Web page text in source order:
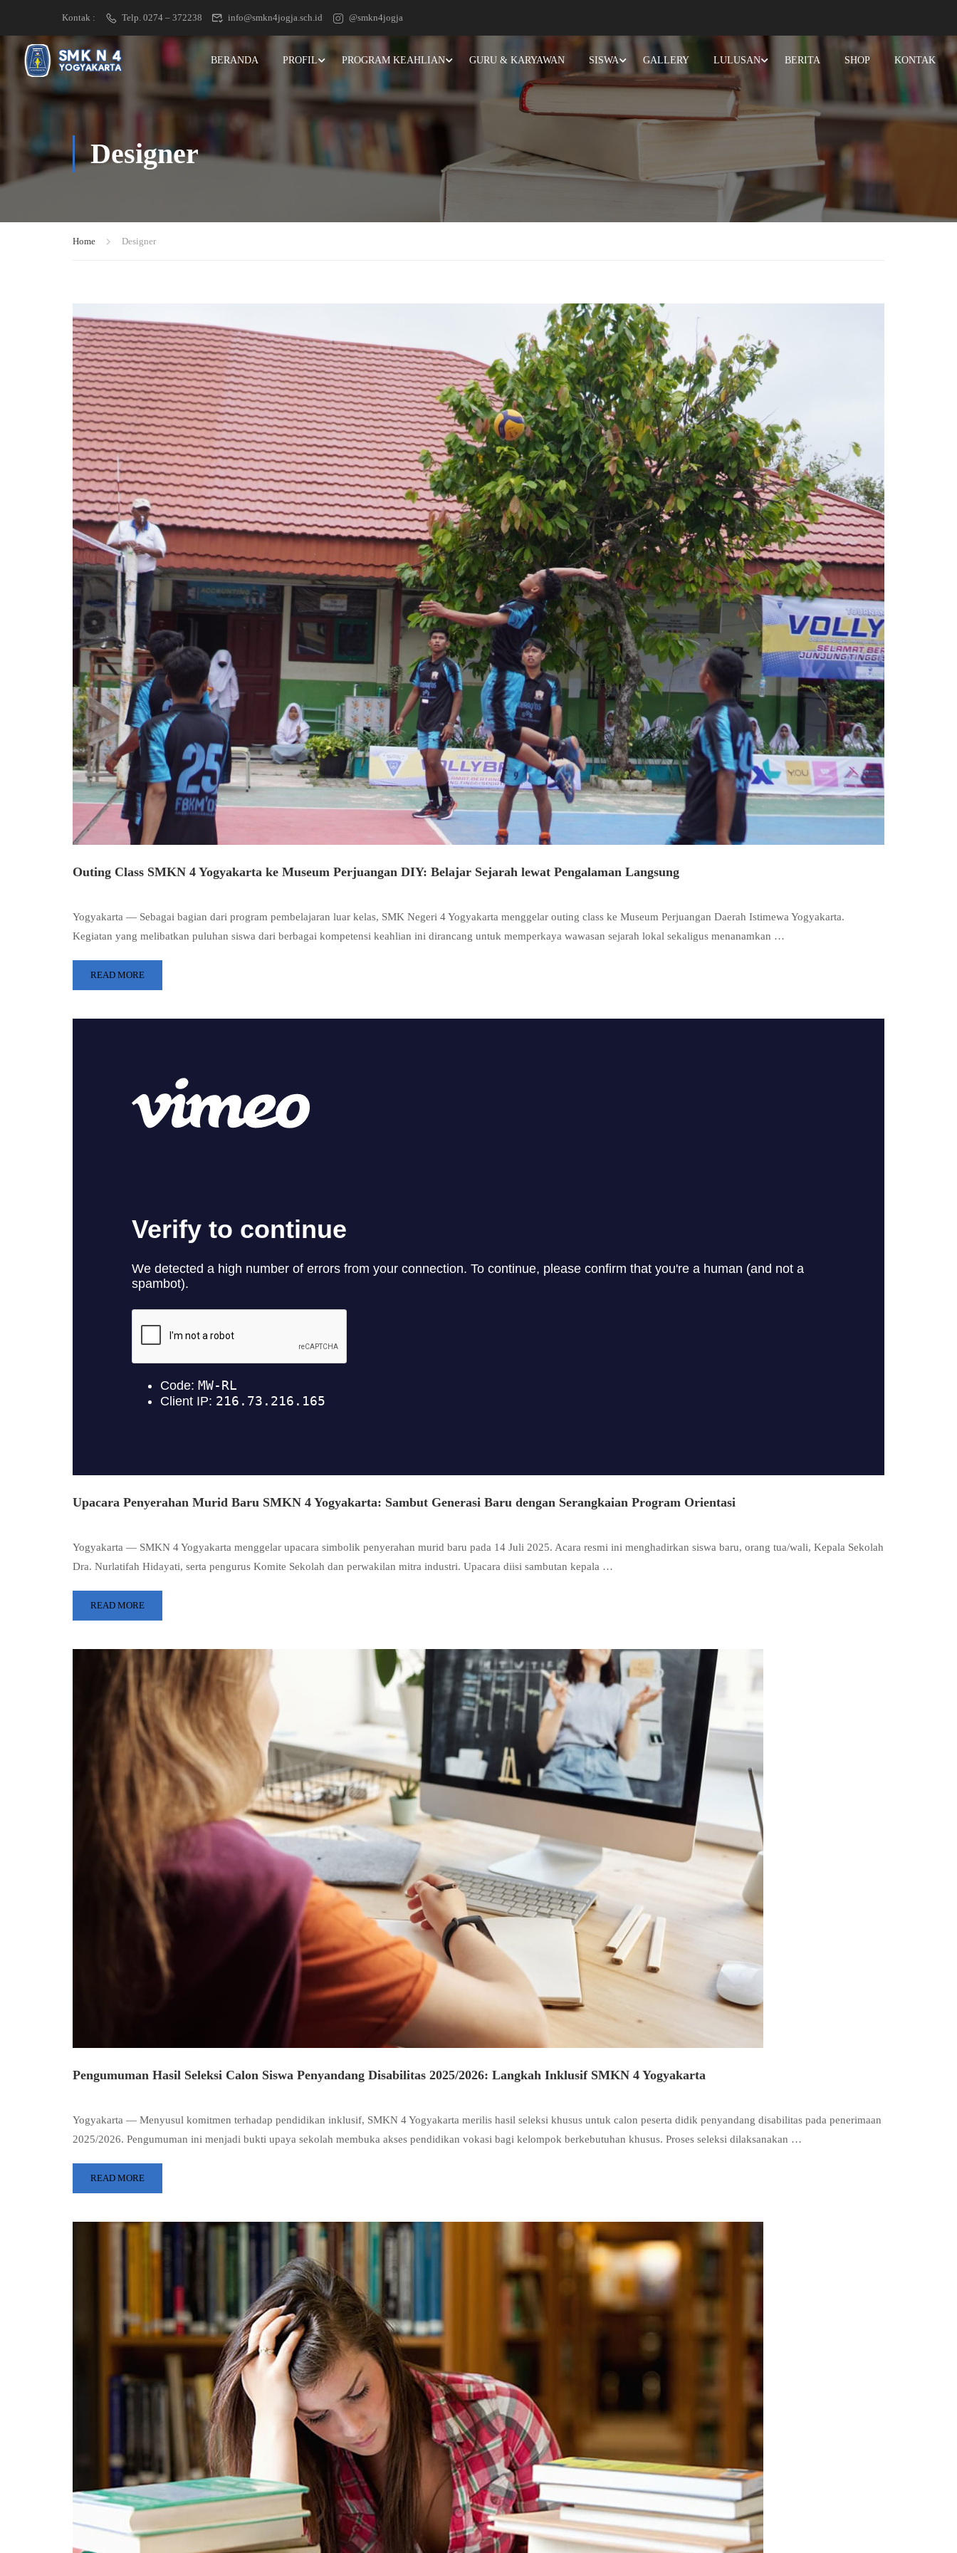
Kontak : Telp. 0274 – 372238 info@smkn4jogja.sch.id @smkn4jogja
BERANDA PROFIL PROGRAM KEAHLIAN GURU & KARYAWAN SISWA GALLERY LULUSAN BERITA SHOP KONTAK
Designer
Home Designer
Outing Class SMKN 4 Yogyakarta ke Museum Perjuangan DIY: Belajar Sejarah lewat Pengalaman Langsung
Yogyakarta — Sebagai bagian dari program pembelajaran luar kelas, SMK Negeri 4 Yogyakarta menggelar outing class ke Museum Perjuangan Daerah Istimewa Yogyakarta.
Kegiatan yang melibatkan puluhan siswa dari berbagai kompetensi keahlian ini dirancang untuk memperkaya wawasan sejarah lokal sekaligus menanamkan …
READ MORE
Upacara Penyerahan Murid Baru SMKN 4 Yogyakarta: Sambut Generasi Baru dengan Serangkaian Program Orientasi
Yogyakarta — SMKN 4 Yogyakarta menggelar upacara simbolik penyerahan murid baru pada 14 Juli 2025. Acara resmi ini menghadirkan siswa baru, orang tua/wali, Kepala Sekolah
Dra. Nurlatifah Hidayati, serta pengurus Komite Sekolah dan perwakilan mitra industri. Upacara diisi sambutan kepala …
READ MORE
Pengumuman Hasil Seleksi Calon Siswa Penyandang Disabilitas 2025/2026: Langkah Inklusif SMKN 4 Yogyakarta
Yogyakarta — Menyusul komitmen terhadap pendidikan inklusif, SMKN 4 Yogyakarta merilis hasil seleksi khusus untuk calon peserta didik penyandang disabilitas pada penerimaan
2025/2026. Pengumuman ini menjadi bukti upaya sekolah membuka akses pendidikan vokasi bagi kelompok berkebutuhan khusus. Proses seleksi dilaksanakan …
READ MORE